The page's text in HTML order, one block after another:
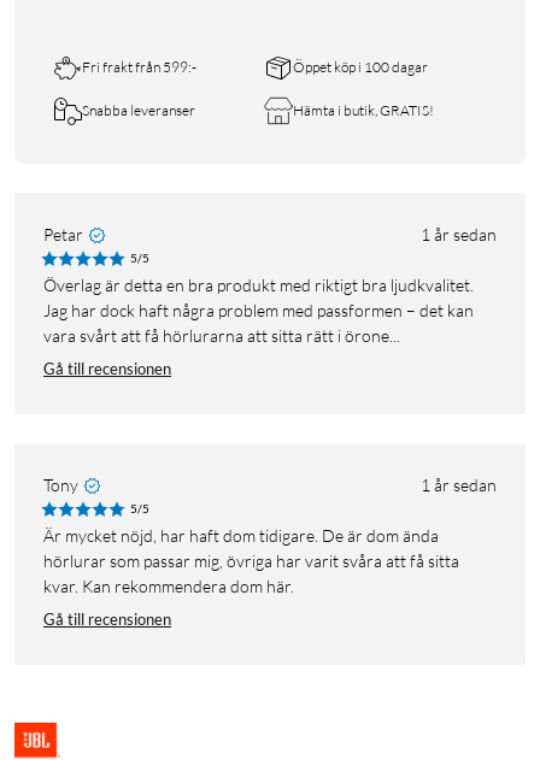
Fri frakt från 599:- Öppet köp i 100 dagar
Snabba leveranser Hämta i butik, GRATIS!
Petar 1 år sedan
5/5
Överlag är detta en bra produkt med riktigt bra ljudkvalitet.
Jag har dock haft några problem med passformen – det kan
vara svårt att få hörlurarna att sitta rätt i örone...
Gå till recensionen
Tony 1 år sedan
5/5
Är mycket nöjd, har haft dom tidigare. De är dom ända
hörlurar som passar mig, övriga har varit svåra att få sitta
kvar. Kan rekommendera dom här.
Gå till recensionen